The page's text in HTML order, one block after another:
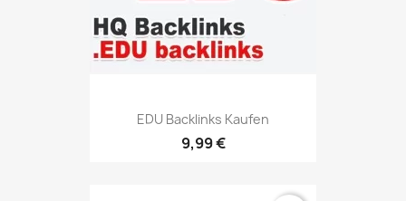
EDU Backlinks Kaufen
9,99 €